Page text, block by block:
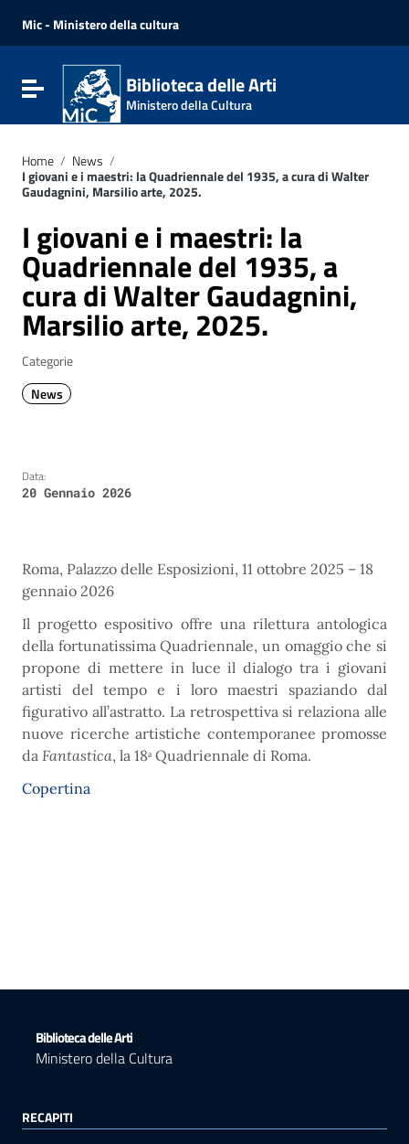
Vai al menu di navigazione
Vai al footer
Mic - Ministero della cultura
Attiva / disattiva la navigazione
Biblioteca delle Arti
Ministero della Cultura
Home / News /
I giovani e i maestri: la Quadriennale del 1935, a cura di Walter
Gaudagnini, Marsilio arte, 2025.
I giovani e i maestri: la
Quadriennale del 1935, a
cura di Walter Gaudagnini,
Marsilio arte, 2025.
Categorie
News
Data:
20 Gennaio 2026
Roma, Palazzo delle Esposizioni, 11 ottobre 2025 – 18
gennaio 2026
Il progetto espositivo offre una rilettura antologica
della fortunatissima Quadriennale, un omaggio che si
propone di mettere in luce il dialogo tra i giovani
artisti del tempo e i loro maestri spaziando dal
figurativo all’astratto. La retrospettiva si relaziona alle
nuove ricerche artistiche contemporanee promosse
da Fantastica, la 18ᵃ Quadriennale di Roma.
Copertina
Biblioteca delle Arti
Ministero della Cultura
RECAPITI